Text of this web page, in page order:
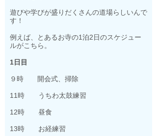
遊びや学びが盛りだくさんの道場らしいんで
す！
例えば、とあるお寺の1泊2日のスケジュー
ルがこちら。
1日目
９時 開会式、掃除
11時 うちわ太鼓練習
12時 昼食
13時 お経練習